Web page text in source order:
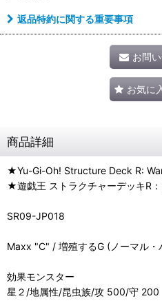
返品特約に関する重要事項
お問
お気に
商品詳細
★Yu-Gi-Oh! Structure Deck R:
★遊戯王 ストラクチャーデッキR
SR09-JP018
Maxx "C" / 増殖するG (ノーマル・
効果モンスター
星２/地属性/昆虫族/攻 500/守 200